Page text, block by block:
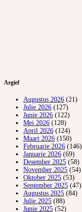
Argief
Augustus 2026 (21)
Julie 2026 (127)
Junie 2026 (122)
Mei 2026 (128)
April 2026 (124)
Maart 2026 (150)
Februarie 2026 (146)
Januarie 2026 (69)
Desember 2025 (58)
November 2025 (54)
Oktober 2025 (53)
September 2025 (47)
Augustus 2025 (84)
Julie 2025 (88)
Junie 2025 (52)